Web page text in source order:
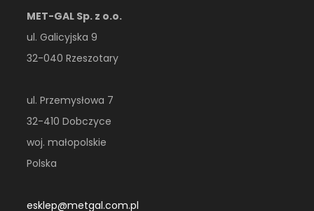
MET-GAL Sp. z o.o.
ul. Galicyjska 9
32-040 Rzeszotary
ul. Przemysłowa 7
32-410 Dobczyce
woj. małopolskie
Polska
esklep@metgal.com.pl